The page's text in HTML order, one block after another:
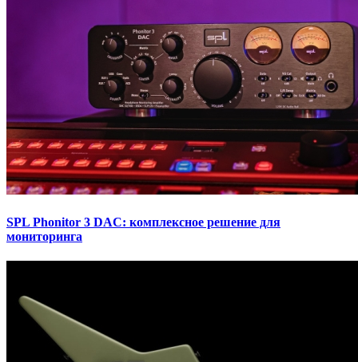
SPL Phonitor 3 DAC: комплексное решение для
мониторинга